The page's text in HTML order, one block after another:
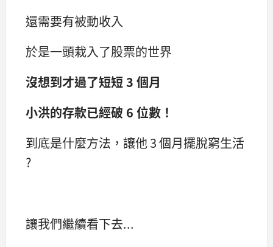
還需要有被動收入
於是一頭栽入了股票的世界
沒想到才過了短短 3 個月
小洪的存款已經破 6 位數！
到底是什麼方法，讓他 3 個月擺脫窮生活
?
讓我們繼續看下去...